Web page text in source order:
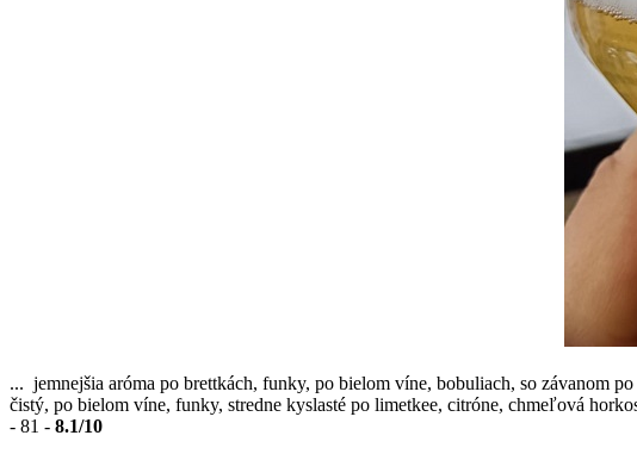
... jemnejšia aróma po brettkách, funky, po bielom víne, bobuliach, so závanom
čistý, po bielom víne, funky, stredne kyslasté po limetkee, citróne, chmeľová
- 81 - 8.1/10